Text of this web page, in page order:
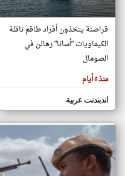
المقالات
هنا عن
وجهة
كاتبيها.
قراصنة يتخذون أفراد طاقم ناقلة
الكيماويات "أسانا" رهائن في
الصومال
منذ ٥ أيام
اندبندنت عربية